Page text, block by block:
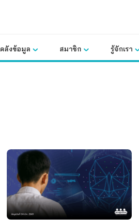
คลังข้อมูล สมาชิก รู้จักเรา